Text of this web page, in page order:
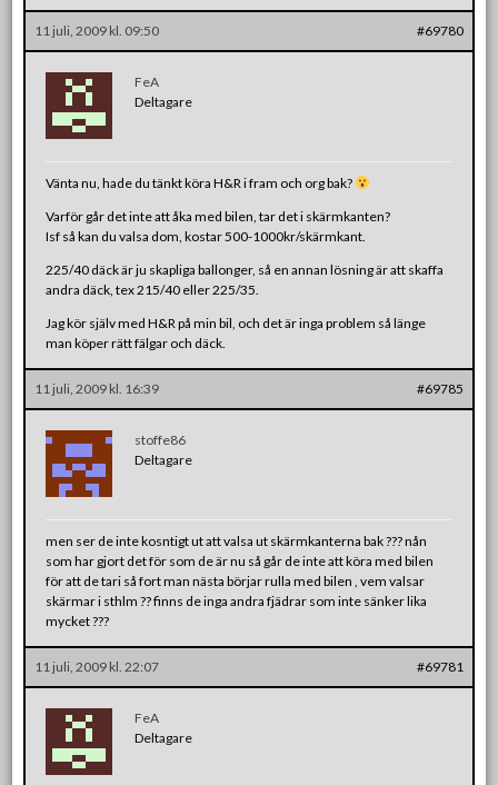
11 juli, 2009 kl. 09:50 #69780
FeA
Deltagare
Vänta nu, hade du tänkt köra H&R i fram och org bak?
Varför går det inte att åka med bilen, tar det i skärmkanten?
Isf så kan du valsa dom, kostar 500-1000kr/skärmkant.
225/40 däck är ju skapliga ballonger, så en annan lösning är att skaffa
andra däck, tex 215/40 eller 225/35.
Jag kör själv med H&R på min bil, och det är inga problem så länge
man köper rätt fälgar och däck.
11 juli, 2009 kl. 16:39 #69785
stoffe86
Deltagare
men ser de inte kosntigt ut att valsa ut skärmkanterna bak ??? nån
som har gjort det för som de är nu så går de inte att köra med bilen
för att de tari så fort man nästa börjar rulla med bilen , vem valsar
skärmar i sthlm ?? finns de inga andra fjädrar som inte sänker lika
mycket ???
11 juli, 2009 kl. 22:07 #69781
FeA
Deltagare